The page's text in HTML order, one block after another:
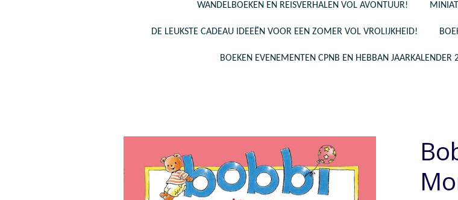
WANDELBOEKEN EN REISVERHALEN VOL AVONTUUR!
DE LEUKSTE CADEAU IDEEËN VOOR EEN ZOMER VOL VROLIJKHEID!
BOEKEN EVENEMENTEN CPNB EN HEBBAN JAARKALENDER